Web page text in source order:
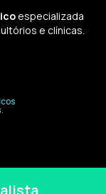
especializada
e clínicas.